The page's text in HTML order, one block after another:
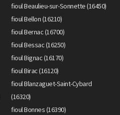
fioul Beaulieu-sur-Sonnette (16450)
fioul Bellon (16210)
fioul Bernac (16700)
fioul Bessac (16250)
fioul Bignac (16170)
fioul Birac (16120)
fioul Blanzaguet-Saint-Cybard
(16320)
fioul Bonnes (16390)